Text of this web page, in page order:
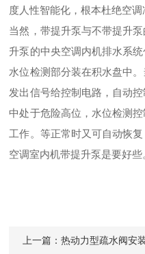
度人性智能化，根本杜绝空调
当然，带提升泵与不带提升
升泵的中央空调内机排水系
水位检测部分装在积水盘中
发出信号给控制电路，自动
中处于危险高位，水位检测
工作。等正常时又可自动恢
空调室内机带提升泵是要好些
上一篇：热动力型疏水阀安